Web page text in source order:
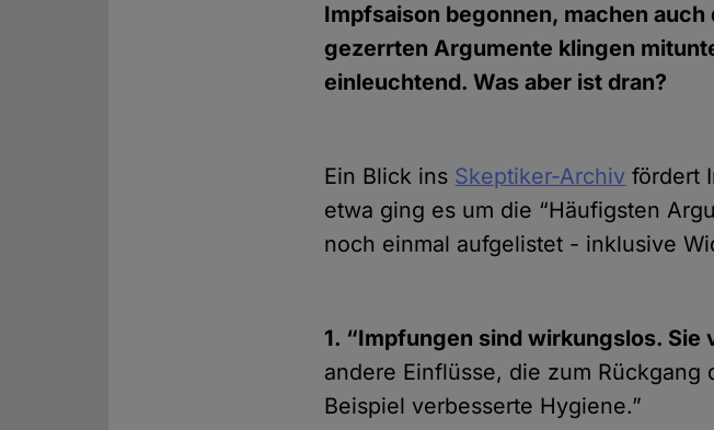
Impfsaison begonnen, machen auch
gezerrten Argumente klingen
einleuchtend. Was aber ist dran?
Ein Blick ins Skeptiker-Archiv fördert
etwa ging es um die “Häufigsten
noch einmal aufgelistet - inklusive
1. “Impfungen sind wirkungslos.
andere Einflüsse, die zum
Beispiel verbesserte Hygiene.”